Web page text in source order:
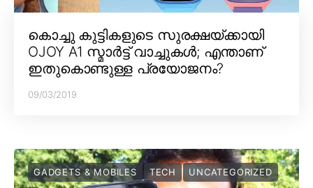
കൊച്ചു കുട്ടികളുടെ സുരക്ഷയ്ക്കായി
OJOY A1 സ്മാർട്ട് വാച്ചുകൾ; എന്താണ്
ഇതുകൊണ്ടുള്ള പ്രയോജനം?
09/03/2019
GADGETS & MOBILES TECH UNCATEGORIZED